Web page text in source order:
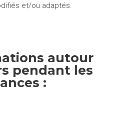
et/ou adaptés.
autour
pendant les
: